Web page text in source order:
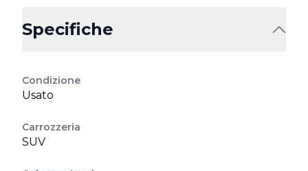
Specifiche
Condizione
Usato
Carrozzeria
SUV